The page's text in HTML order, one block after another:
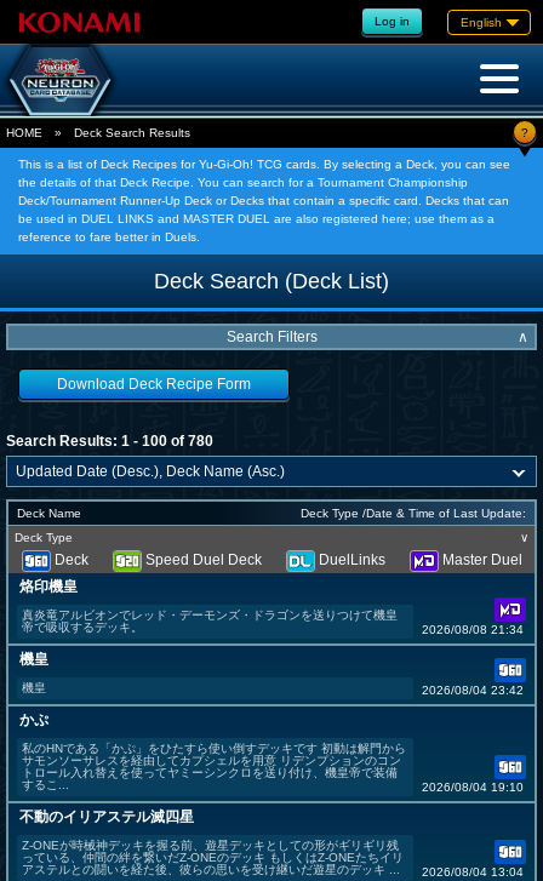
Log in English
HOME » Deck Search Results ?
This is a list of Deck Recipes for Yu-Gi-Oh! TCG cards. By selecting a Deck, you can see
the details of that Deck Recipe. You can search for a Tournament Championship
Deck/Tournament Runner-Up Deck or Decks that contain a specific card. Decks that can
be used in DUEL LINKS and MASTER DUEL are also registered here; use them as a
reference to fare better in Duels.
Deck Search (Deck List)
Search Filters ∧
Download Deck Recipe Form
Search Results: 1 - 100 of 780
Deck Name
Deck Type /Date & Time of Last Update:
Deck Type
∨
Deck Speed Duel Deck DuelLinks
Master Duel
烙印機皇
真炎竜アルビオンでレッド・デーモンズ・ドラゴンを送りつけて機皇
帝で吸収するデッキ。
2026/08/08 21:34
機皇
機皇 2026/08/04 23:42
かぷ
私のHNである「かぷ」をひたすら使い倒すデッキです 初動は解門から
サモンソーサレスを経由してカプシェルを用意 リデンプションのコン
トロール入れ替えを使ってヤミーシンクロを送り付け、機皇帝で装備
するこ...
2026/08/04 19:10
不動のイリアステル滅四星
Z-ONEが時械神デッキを握る前、遊星デッキとしての形がギリギリ残
っている、仲間の絆を繋いだZ-ONEのデッキ もしくはZ-ONEたちイリ
アステルとの闘いを経た後、彼らの思いを受け継いだ遊星のデッキ ...
2026/08/04 13:04